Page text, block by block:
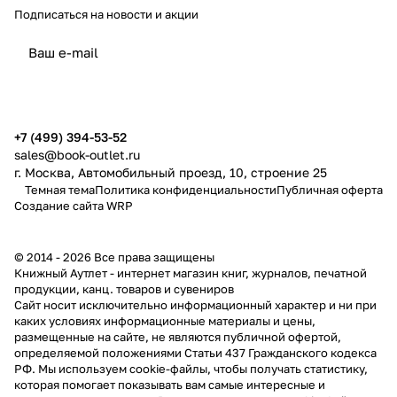
Подписаться на новости и акции
+7 (499) 394-53-52
sales@book-outlet.ru
г. Москва, Автомобильный проезд, 10, строение 25
Темная темаПолитика конфиденциальностиПубличная оферта
Создание сайтаWRP
© 2014 - 2026 Все права защищены
Книжный Аутлет - интернет магазин книг, журналов, печатной
продукции, канц. товаров и сувениров
Cайт носит исключительно информационный характер и ни при
каких условиях информационные материалы и цены,
размещенные на сайте, не являются публичной офертой,
определяемой положениями Статьи 437 Гражданского кодекса
РФ. Мы используем cookie-файлы, чтобы получать статистику,
которая помогает показывать вам самые интересные и